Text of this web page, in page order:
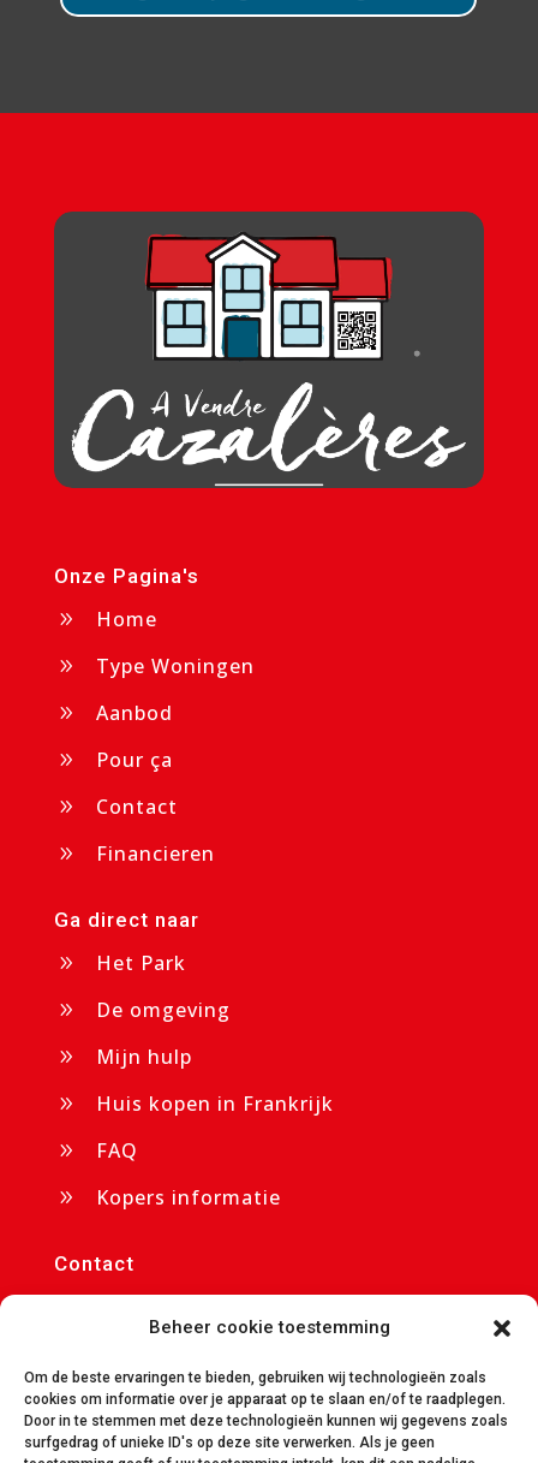
Beheer cookie toestemming
Om de beste ervaringen te bieden, gebruiken wij technologieën zoals
cookies om informatie over je apparaat op te slaan en/of te raadplegen.
Door in te stemmen met deze technologieën kunnen wij gegevens zoals
surfgedrag of unieke ID's op deze site verwerken. Als je geen
Onze Pagina's
9
Home
9 Type Woningen
9 Aanbod
9 Pour ça
9 Contact
9 Financieren
Ga direct naar
9
Het Park
9 De omgeving
9 Mijn hulp
9 Huis kopen in Frankrijk
9 FAQ
9 Kopers informatie
Contact
09350 Daumazan sur Arize
 info@avendrecazaleres.nl

avendrecazaleres.nl